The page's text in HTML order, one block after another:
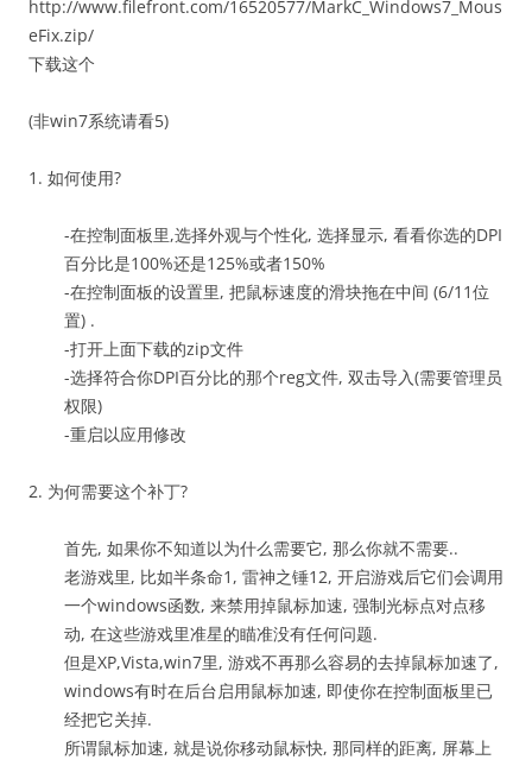
http://www.filefront.com/16520577/MarkC_Windows7_Mous
eFix.zip/
下载这个
(非win7系统请看5)
1. 如何使用?
-在控制面板里,选择外观与个性化, 选择显示, 看看你选的DPI
百分比是100%还是125%或者150%
-在控制面板的设置里, 把鼠标速度的滑块拖在中间 (6/11位
置) .
-打开上面下载的zip文件
-选择符合你DPI百分比的那个reg文件, 双击导入(需要管理员
权限)
-重启以应用修改
2. 为何需要这个补丁?
首先, 如果你不知道以为什么需要它, 那么你就不需要..
老游戏里, 比如半条命1, 雷神之锤12, 开启游戏后它们会调用
一个windows函数, 来禁用掉鼠标加速, 强制光标点对点移
动, 在这些游戏里准星的瞄准没有任何问题.
但是XP,Vista,win7里, 游戏不再那么容易的去掉鼠标加速了,
windows有时在后台启用鼠标加速, 即使你在控制面板里已
经把它关掉.
所谓鼠标加速, 就是说你移动鼠标快, 那同样的距离, 屏幕上